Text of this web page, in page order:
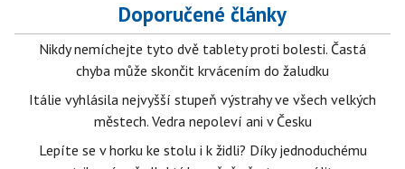
Doporučené články
Nikdy nemíchejte tyto dvě tablety proti bolesti. Častá
chyba může skončit krvácením do žaludku
Itálie vyhlásila nejvyšší stupeň výstrahy ve všech velkých
městech. Vedra nepoleví ani v Česku
Lepíte se v horku ke stolu i k židli? Díky jednoduchému